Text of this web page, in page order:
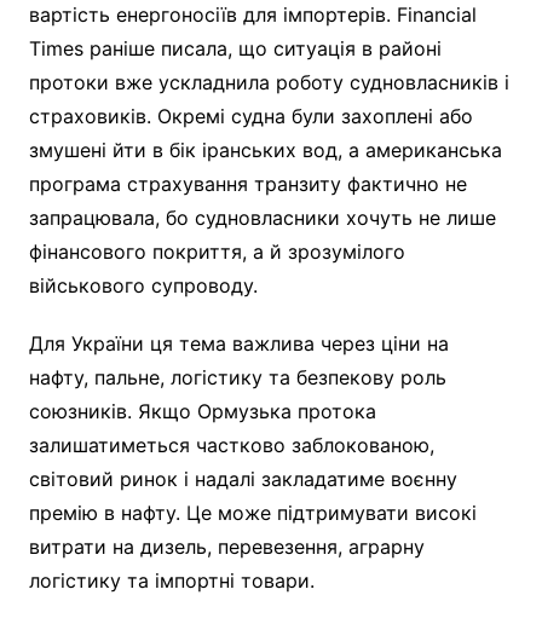
вартість енергоносіїв для імпортерів. Financial
Times раніше писала, що ситуація в районі
протоки вже ускладнила роботу судновласників і
страховиків. Окремі судна були захоплені або
змушені йти в бік іранських вод, а американська
програма страхування транзиту фактично не
запрацювала, бо судновласники хочуть не лише
фінансового покриття, а й зрозумілого
військового супроводу.
Для України ця тема важлива через ціни на
нафту, пальне, логістику та безпекову роль
союзників. Якщо Ормузька протока
залишатиметься частково заблокованою,
світовий ринок і надалі закладатиме воєнну
премію в нафту. Це може підтримувати високі
витрати на дизель, перевезення, аграрну
логістику та імпортні товари.